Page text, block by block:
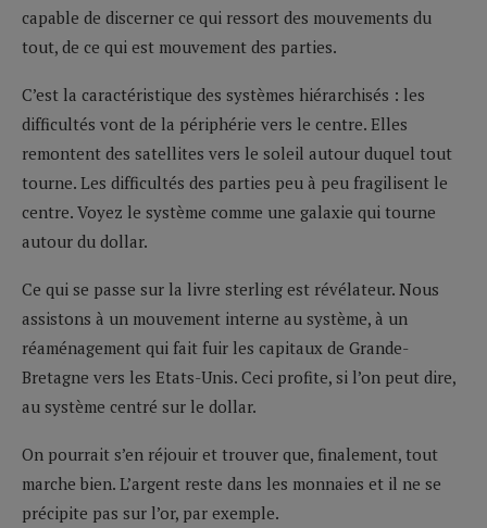
capable de discerner ce qui ressort des mouvements du
tout, de ce qui est mouvement des parties.
C’est la caractéristique des systèmes hiérarchisés : les
difficultés vont de la périphérie vers le centre. Elles
remontent des satellites vers le soleil autour duquel tout
tourne. Les difficultés des parties peu à peu fragilisent le
centre. Voyez le système comme une galaxie qui tourne
autour du dollar.
Ce qui se passe sur la livre sterling est révélateur. Nous
assistons à un mouvement interne au système, à un
réaménagement qui fait fuir les capitaux de Grande-
Bretagne vers les Etats-Unis. Ceci profite, si l’on peut dire,
au système centré sur le dollar.
On pourrait s’en réjouir et trouver que, finalement, tout
marche bien. L’argent reste dans les monnaies et il ne se
précipite pas sur l’or, par exemple.